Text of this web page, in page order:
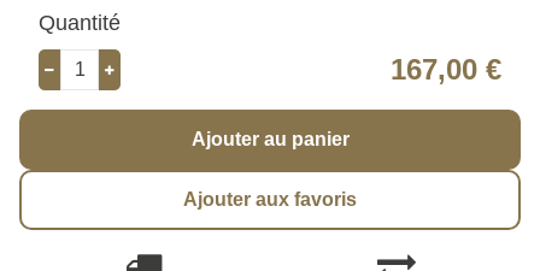
Quantité
167,00 €
Ajouter au panier
Ajouter aux favoris